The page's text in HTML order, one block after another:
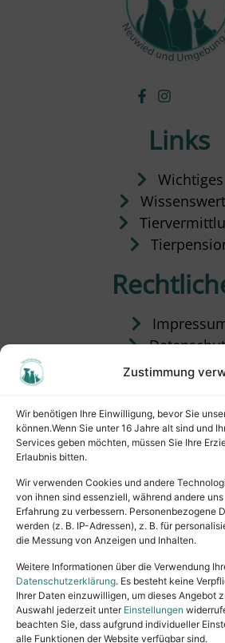
Zustimmung
Wir benötigen Ihre Einwilligung, bevor Sie
können.Wenn Sie unter 16 Jahre alt sind und
Services geben möchten, müssen Sie Ihre
Erlaubnis bitten.
Wir verwenden Cookies und andere
von ihnen sind essenziell, während andere
Erfahrung zu verbessern. Personenbezogene
werden (z. B. IP-Adressen), z. B. für
die Messung von Anzeigen und Inhalten.
Weitere Informationen über die Verwendung
Datenschutzerklärung. Es besteht keine
Ihrer Daten einzuwilligen, um dieses Angebot
Auswahl jederzeit unter Einstellungen
beachten Sie, dass aufgrund individueller
alle Funktionen der Website verfügbar sind.
Links
Wichtiges
Satzung
Copyright © 2024. All
Tel.: (02631) 55356
Ludwigshof 1, 56567